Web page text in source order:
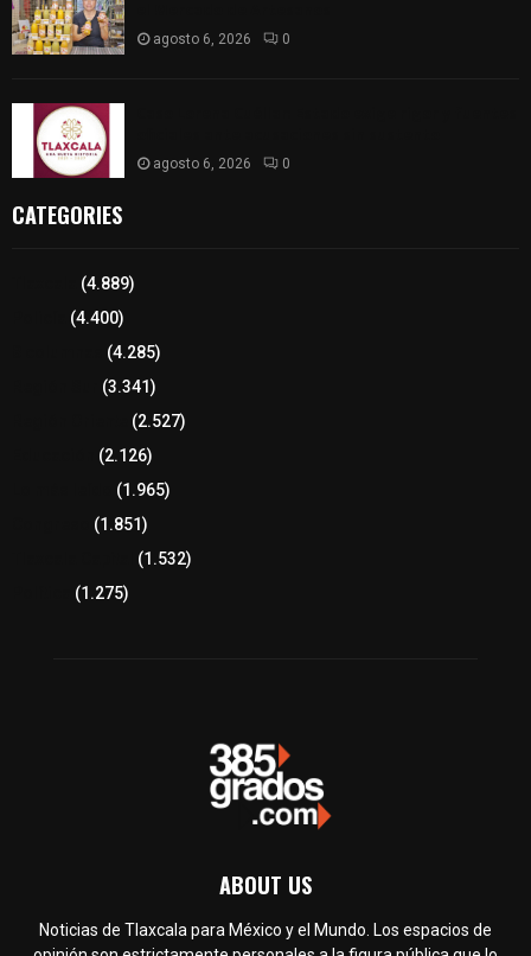
agosto 6, 2026 0
agosto 6, 2026 0
CATEGORIES
(4.889)
(4.400)
(4.285)
(3.341)
(2.527)
(2.126)
(1.965)
(1.851)
(1.532)
(1.275)
ABOUT US
Noticias de Tlaxcala para México y el Mundo. Los espacios de